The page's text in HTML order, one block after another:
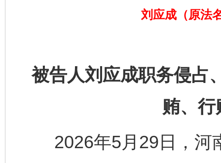
刘应成（原法
被告人刘应成职务侵占
贿、
2026年5月29日，河